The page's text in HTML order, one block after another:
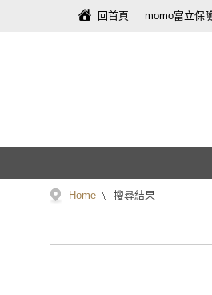
回首頁 momo富立保
Home 搜尋結果